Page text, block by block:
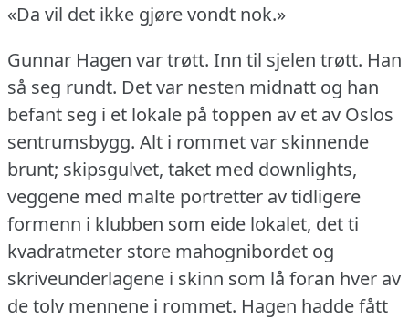
«Da vil det ikke gjøre vondt nok.»
Gunnar Hagen var trøtt. Inn til sjelen trøtt. Han
så seg rundt. Det var nesten midnatt og han
befant seg i et lokale på toppen av et av Oslos
sentrumsbygg. Alt i rommet var skinnende
brunt; skipsgulvet, taket med downlights,
veggene med malte portretter av tidligere
formenn i klubben som eide lokalet, det ti
kvadratmeter store mahognibordet og
skriveunderlagene i skinn som lå foran hver av
de tolv mennene i rommet. Hagen hadde fått